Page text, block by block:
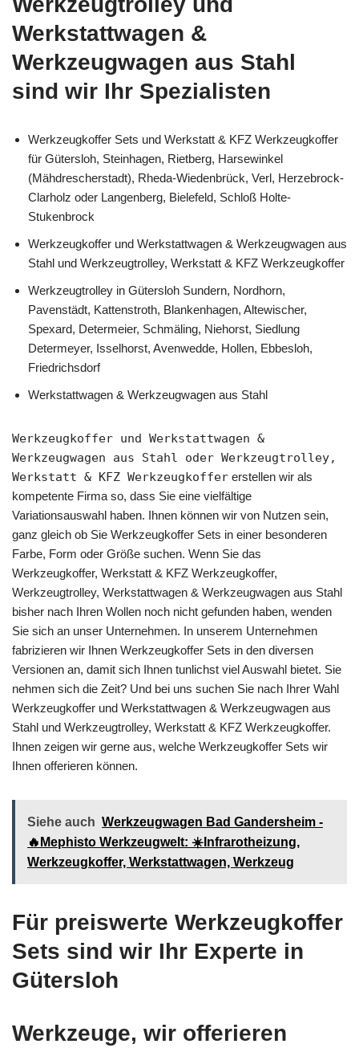
Werkstattwagen &
Werkzeugwagen aus Stahl
sind wir Ihr Spezialisten
Werkzeugkoffer Sets und Werkstatt & KFZ Werkzeugkoffer
für Gütersloh, Steinhagen, Rietberg, Harsewinkel
(Mähdrescherstadt), Rheda-Wiedenbrück, Verl, Herzebrock-
Clarholz oder Langenberg, Bielefeld, Schloß Holte-
Stukenbrock
Werkzeugkoffer und Werkstattwagen & Werkzeugwagen aus
Stahl und Werkzeugtrolley, Werkstatt & KFZ Werkzeugkoffer
Werkzeugtrolley in Gütersloh Sundern, Nordhorn,
Pavenstädt, Kattenstroth, Blankenhagen, Altewischer,
Spexard, Determeier, Schmäling, Niehorst, Siedlung
Determeyer, Isselhorst, Avenwedde, Hollen, Ebbesloh,
Friedrichsdorf
Werkstattwagen & Werkzeugwagen aus Stahl
Werkzeugkoffer und Werkstattwagen &
Werkzeugwagen aus Stahl oder Werkzeugtrolley,
Werkstatt & KFZ Werkzeugkoffer erstellen wir als
kompetente Firma so, dass Sie eine vielfältige
Variationsauswahl haben. Ihnen können wir von Nutzen sein,
ganz gleich ob Sie Werkzeugkoffer Sets in einer besonderen
Farbe, Form oder Größe suchen. Wenn Sie das
Werkzeugkoffer, Werkstatt & KFZ Werkzeugkoffer,
Werkzeugtrolley, Werkstattwagen & Werkzeugwagen aus Stahl
bisher nach Ihren Wollen noch nicht gefunden haben, wenden
Sie sich an unser Unternehmen. In unserem Unternehmen
fabrizieren wir Ihnen Werkzeugkoffer Sets in den diversen
Versionen an, damit sich Ihnen tunlichst viel Auswahl bietet. Sie
nehmen sich die Zeit? Und bei uns suchen Sie nach Ihrer Wahl
Werkzeugkoffer und Werkstattwagen & Werkzeugwagen aus
Stahl und Werkzeugtrolley, Werkstatt & KFZ Werkzeugkoffer.
Ihnen zeigen wir gerne aus, welche Werkzeugkoffer Sets wir
Ihnen offerieren können.
Siehe auch Werkzeugwagen Bad Gandersheim -
🔥Mephisto Werkzeugwelt: ☀️Infrarotheizung,
Werkzeugkoffer, Werkstattwagen, Werkzeug
Für preiswerte Werkzeugkoffer
Sets sind wir Ihr Experte in
Gütersloh
Werkzeuge, wir offerieren